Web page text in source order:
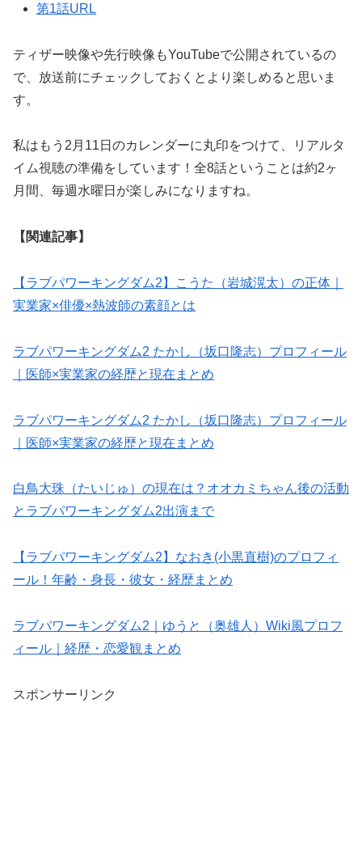
第1話URL
ティザー映像や先行映像もYouTubeで公開されているの
で、放送前にチェックしておくとより楽しめると思いま
す。
私はもう2月11日のカレンダーに丸印をつけて、リアルタ
イム視聴の準備をしています！全8話ということは約2ヶ
月間、毎週水曜日が楽しみになりますね。
【関連記事】
【ラブパワーキングダム2】こうた（岩城滉太）の正体｜
実業家×俳優×熱波師の素顔とは
ラブパワーキングダム2 たかし（坂口隆志）プロフィール
｜医師×実業家の経歴と現在まとめ
ラブパワーキングダム2 たかし（坂口隆志）プロフィール
｜医師×実業家の経歴と現在まとめ
白鳥大珠（たいじゅ）の現在は？オオカミちゃん後の活動
とラブパワーキングダム2出演まで
【ラブパワーキングダム2】なおき(小黒直樹)のプロフィ
ール！年齢・身長・彼女・経歴まとめ
ラブパワーキングダム2｜ゆうと（奥雄人）Wiki風プロフ
ィール｜経歴・恋愛観まとめ
スポンサーリンク